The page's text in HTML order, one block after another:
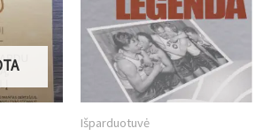
Išparduotuvė